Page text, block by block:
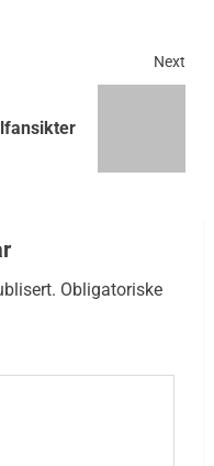
Next
Obligatoriske